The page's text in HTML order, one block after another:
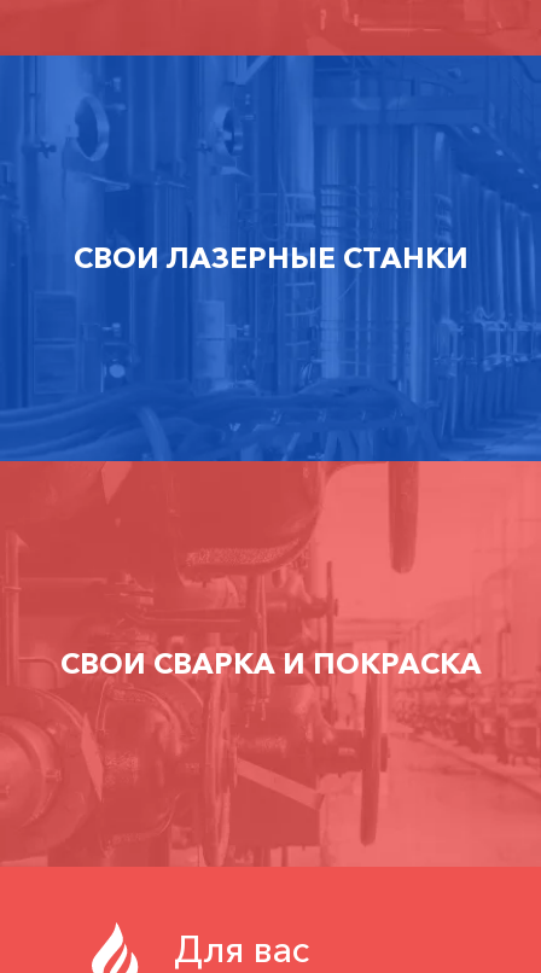
СВОИ ЛАЗЕРНЫЕ СТАНКИ
СВОИ СВАРКА И ПОКРАСКА
Для вас